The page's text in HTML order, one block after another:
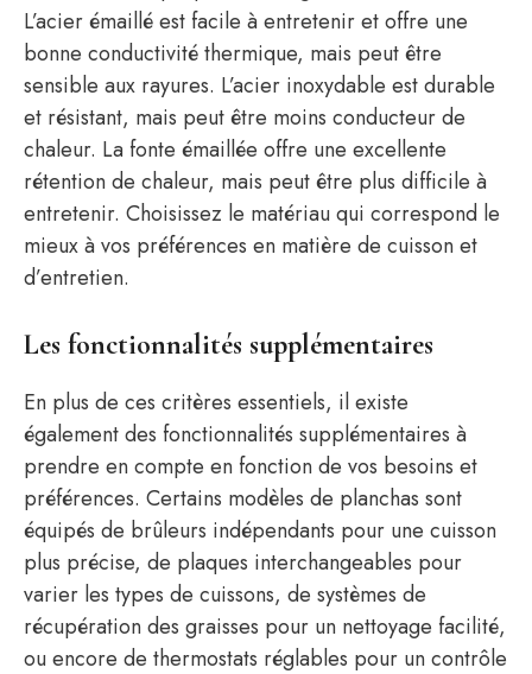
L’acier émaillé est facile à entretenir et offre une
bonne conductivité thermique, mais peut être
sensible aux rayures. L’acier inoxydable est durable
et résistant, mais peut être moins conducteur de
chaleur. La fonte émaillée offre une excellente
rétention de chaleur, mais peut être plus difficile à
entretenir. Choisissez le matériau qui correspond le
mieux à vos préférences en matière de cuisson et
d’entretien.
Les fonctionnalités supplémentaires
En plus de ces critères essentiels, il existe
également des fonctionnalités supplémentaires à
prendre en compte en fonction de vos besoins et
préférences. Certains modèles de planchas sont
équipés de brûleurs indépendants pour une cuisson
plus précise, de plaques interchangeables pour
varier les types de cuissons, de systèmes de
récupération des graisses pour un nettoyage facilité,
ou encore de thermostats réglables pour un contrôle